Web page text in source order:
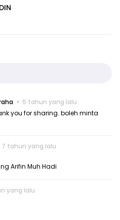
5 tahun yang lalu
you for sharing. boleh minta
7 tahun yang lalu
Arifin Muh Hadi
yang lalu